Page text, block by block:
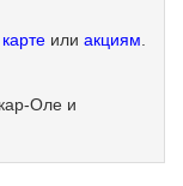
или акциям.
Оле и